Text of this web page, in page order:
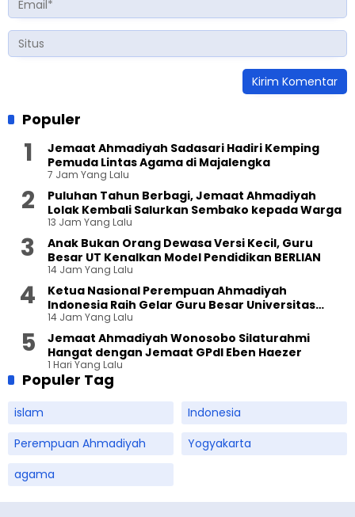
Populer
Jemaat Ahmadiyah Sadasari Hadiri Kemping
Pemuda Lintas Agama di Majalengka
7 Jam Yang Lalu
Puluhan Tahun Berbagi, Jemaat Ahmadiyah
Lolak Kembali Salurkan Sembako kepada Warga
13 Jam Yang Lalu
Anak Bukan Orang Dewasa Versi Kecil, Guru
Besar UT Kenalkan Model Pendidikan BERLIAN
14 Jam Yang Lalu
Ketua Nasional Perempuan Ahmadiyah
Indonesia Raih Gelar Guru Besar Universitas
Terbuka
14 Jam Yang Lalu
Jemaat Ahmadiyah Wonosobo Silaturahmi
Hangat dengan Jemaat GPdI Eben Haezer
1 Hari Yang Lalu
Populer Tag
islam
Indonesia
Perempuan Ahmadiyah
Yogyakarta
agama